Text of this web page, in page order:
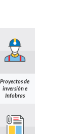
Proyectos de
inversión e
Infobras